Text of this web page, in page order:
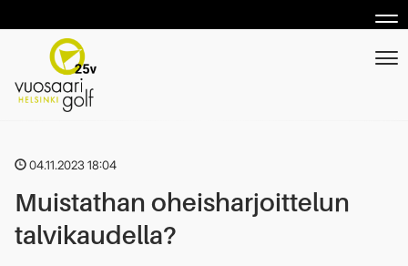
04.11.2023 18:04
Muistathan oheisharjoittelun
talvikaudella?